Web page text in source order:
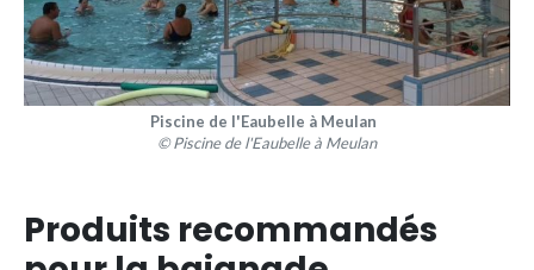
Piscine de l'Eaubelle à Meulan
© Piscine de l'Eaubelle à Meulan
Produits recommandés